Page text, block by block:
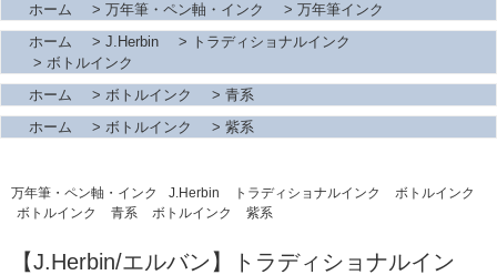
ホーム > 万年筆・ペン軸・インク > 万年筆インク
ホーム
> J.Herbin >
トラディショナルインク
> ボトルインク
ホーム
> ボトルインク > 青系
ホーム
> ボトルインク > 紫系
万年筆・ペン軸・インク J.Herbin トラディショナルインク
ボトルインク
ボトルインク
青系 ボトルインク 紫系
【J.Herbin/エルバン】トラディショナルイン